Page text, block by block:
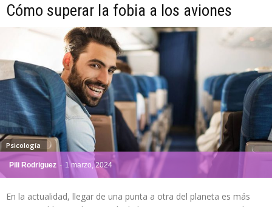
Cómo superar la fobia a los aviones
Pili Rodriguez - 1 marzo, 2024
Psicología
En la actualidad, llegar de una punta a otra del planeta es más